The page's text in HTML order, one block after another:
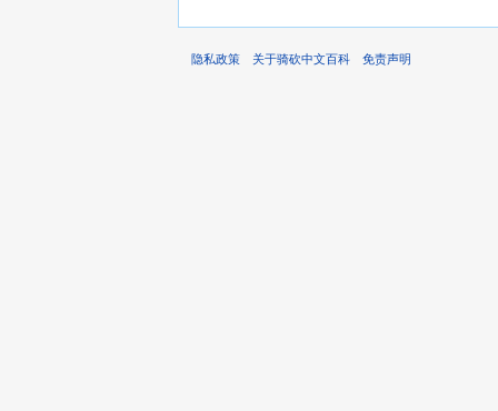
隐私政策 关于骑砍中文百科 免责声明